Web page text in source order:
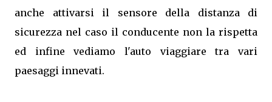
anche attivarsi il sensore della distanza di
sicurezza nel caso il conducente non la rispetta
ed infine vediamo l'auto viaggiare tra vari
paesaggi innevati.